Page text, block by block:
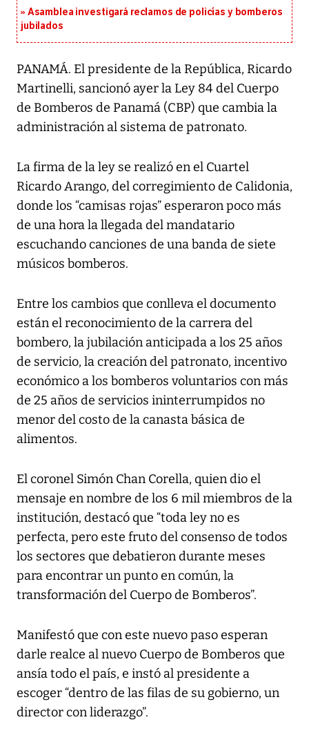
Asamblea investigará reclamos de policías y bomberos
jubilados
PANAMÁ. El presidente de la República, Ricardo
Martinelli, sancionó ayer la Ley 84 del Cuerpo
de Bomberos de Panamá (CBP) que cambia la
administración al sistema de patronato.
La firma de la ley se realizó en el Cuartel
Ricardo Arango, del corregimiento de Calidonia,
donde los “camisas rojas” esperaron poco más
de una hora la llegada del mandatario
escuchando canciones de una banda de siete
músicos bomberos.
Entre los cambios que conlleva el documento
están el reconocimiento de la carrera del
bombero, la jubilación anticipada a los 25 años
de servicio, la creación del patronato, incentivo
económico a los bomberos voluntarios con más
de 25 años de servicios ininterrumpidos no
menor del costo de la canasta básica de
alimentos.
El coronel Simón Chan Corella, quien dio el
mensaje en nombre de los 6 mil miembros de la
institución, destacó que “toda ley no es
perfecta, pero este fruto del consenso de todos
los sectores que debatieron durante meses
para encontrar un punto en común, la
transformación del Cuerpo de Bomberos”.
Manifestó que con este nuevo paso esperan
darle realce al nuevo Cuerpo de Bomberos que
ansía todo el país, e instó al presidente a
escoger “dentro de las filas de su gobierno, un
director con liderazgo”.